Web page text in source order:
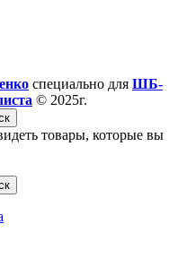
специально для ШБ-
© 2025г.
товары, которые вы